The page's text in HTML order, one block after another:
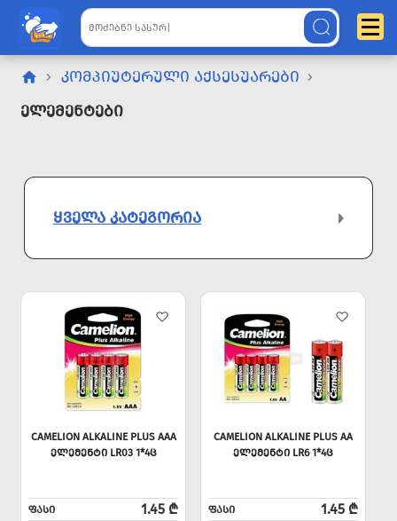
ᲙᲝᲛᲞᲘᲣᲢᲔᲠᲣᲚᲘ ᲐᲥᲡᲔᲡᲣᲐᲠᲔᲑᲘ
Ელემენტები
ᲧᲕᲔᲚᲐ ᲙᲐᲢᲔᲒᲝᲠᲘᲐ
CAMELION ALKALINE PLUS AAA
ᲔᲚᲔᲛᲔᲜᲢᲘ LR03 1*4Ც
ᲤᲐᲡᲘ 1.45 ₾
CAMELION ALKALINE PLUS AA
ᲔᲚᲔᲛᲔᲜᲢᲘ LR6 1*4Ც
ᲤᲐᲡᲘ 1.45 ₾